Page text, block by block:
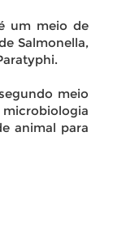
um meio de
Salmonella,
meio
animal para